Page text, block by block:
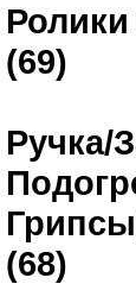
(69)
Ручка/
(68)